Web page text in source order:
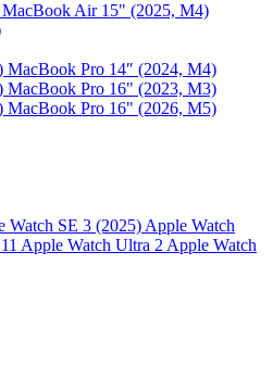
MacBook Air 15" (2025, M4)
MacBook Pro 14″ (2024, M4)
MacBook Pro 16" (2023, M3)
MacBook Pro 16" (2026, M5)
Watch SE 3 (2025) Apple Watch
Apple Watch Ultra 2 Apple Watch